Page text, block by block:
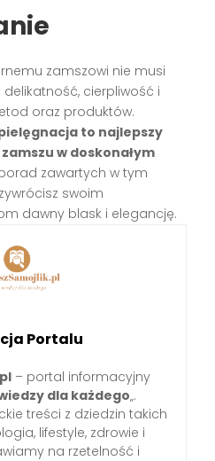
zamszowi nie musi
cierpliwość i
oraz produktów.
to najlepszy
w doskonałym
zawartych w tym
swoim
dawny blask i elegancję.
Portalu
– portal informacyjny
dla każdego„.
treści z dziedzin takich
lifestyle, zdrowie i
na rzetelność i